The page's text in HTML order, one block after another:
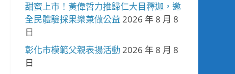
甜蜜上市！黃偉哲力推歸仁大目釋迦，邀
全民體驗採果樂兼做公益 2026 年 8 月 8
日
彰化市模範父親表揚活動 2026 年 8 月 8
日